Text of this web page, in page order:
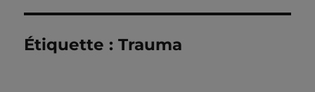
Étiquette :Trauma